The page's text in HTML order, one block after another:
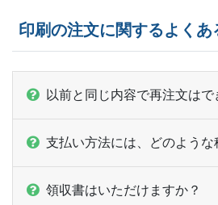
印刷の注文に関するよくあ
以前と同じ内容で再注文はで
支払い方法には、どのような
領収書はいただけますか？